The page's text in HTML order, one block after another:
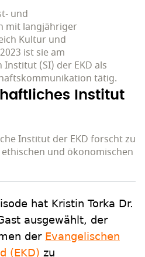
und
mit langjähriger
Kultur und
ist sie am
(SI) der EKD als
tätig.
Institut
Institut der EKD forscht zu
und ökonomischen
hat Kristin Torka Dr.
ausgewählt, der
der Evangelischen
(EKD) zu